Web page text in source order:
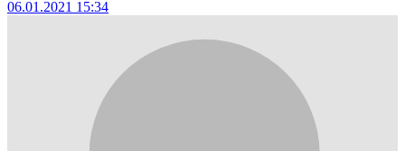
06.01.2021 15:34